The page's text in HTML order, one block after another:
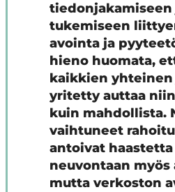
tukemiseen
avointa ja
hieno huomata,
kaikkien
yritetty auttaa
kuin mahdollista.
vaihtuneet
antoivat
neuvontaan
mutta verkoston